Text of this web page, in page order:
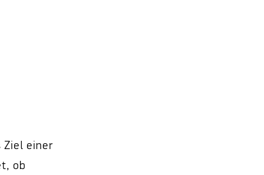
Ziel einer
ob